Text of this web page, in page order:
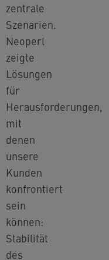
zentrale
Szenarien.
Neoperl
zeigte
Lösungen
für
Herausforderungen,
mit
denen
unsere
Kunden
konfrontiert
sein
können:
Stabilität
des